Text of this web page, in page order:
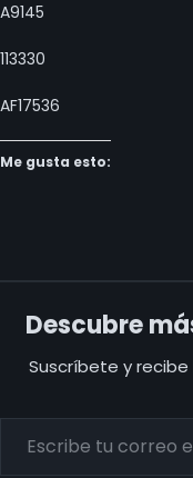
A9145
113330
AF17536
Me gusta esto:
Descubre
Suscríbete y